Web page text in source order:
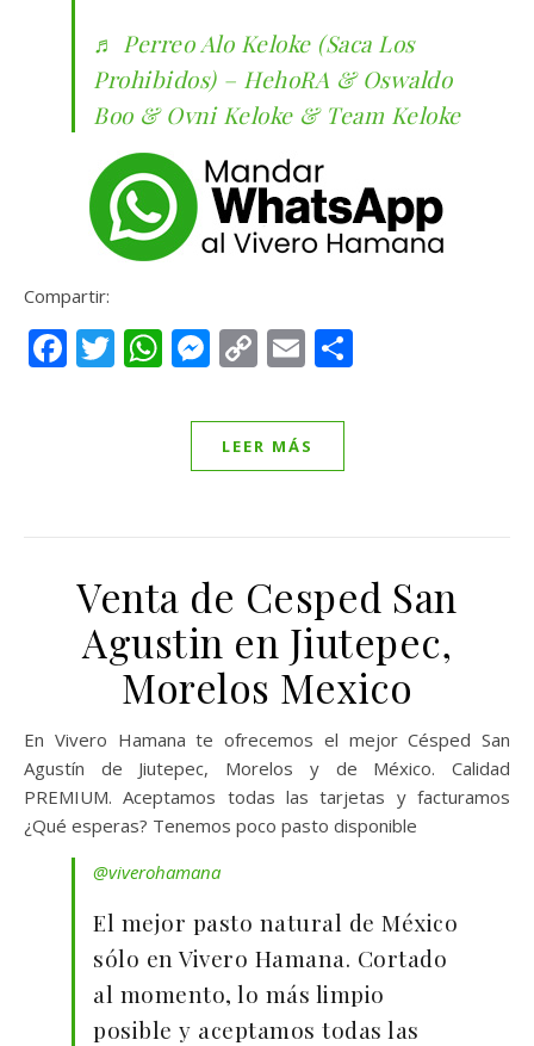
♬ Perreo Alo Keloke (Saca Los
Prohibidos) – HehoRA & Oswaldo
Boo & Ovni Keloke & Team Keloke
Compartir:
Facebook
Twitter
WhatsApp
Messenger
CopyEmail
LEER MÁS
Venta de Cesped San
Agustin en Jiutepec,
Morelos Mexico
En Vivero Hamana te ofrecemos el mejor Césped San
Agustín de Jiutepec, Morelos y de México. Calidad
PREMIUM. Aceptamos todas las tarjetas y facturamos
¿Qué esperas? Tenemos poco pasto disponible
@viverohamana
El mejor pasto natural de México
sólo en Vivero Hamana. Cortado
al momento, lo más limpio
posible y aceptamos todas las